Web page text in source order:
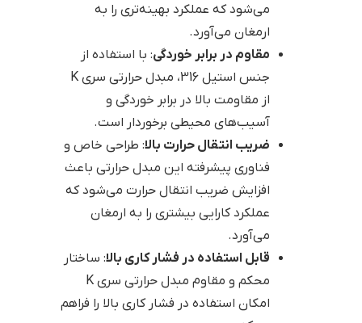
می‌شود که عملکرد بهینه‌تری را به
ارمغان می‌آورد.
مقاوم در برابر خوردگی: با استفاده از
جنس استیل 316، مبدل حرارتی سری K
از مقاومت بالا در برابر خوردگی و
آسیب‌های محیطی برخوردار است.
ضریب انتقال حرارت بالا: طراحی خاص و
فناوری پیشرفته این مبدل حرارتی باعث
افزایش ضریب انتقال حرارت می‌شود که
عملکرد کارایی بیشتری را به ارمغان
می‌آورد.
قابل استفاده در فشار کاری بالا: ساختار
محکم و مقاوم مبدل حرارتی سری K
امکان استفاده در فشار کاری بالا را فراهم